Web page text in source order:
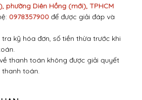
phường Diên Hồng (mới), TPHCM
0978357900để được giải đáp và
tra kỹ hóa đơn, số tiền thừa trước khi
thanh toán không được giải quyết
thanh toán.